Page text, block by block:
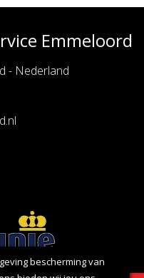
bescherming van
Emmeloord
- Nederland